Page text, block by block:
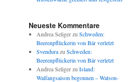
Neueste Kommentare
Andrea Seligerzu Schweden:
Beerenpflückerin von Bär verletzt
Svendurazu Schweden:
Beerenpflückerin von Bär verletzt
Andrea Seligerzu Island:
Walfangsaison begonnen – Watson-